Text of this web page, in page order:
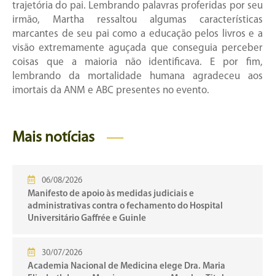
trajetória do pai. Lembrando palavras proferidas por seu
irmão, Martha ressaltou algumas características
marcantes de seu pai como a educação pelos livros e a
visão extremamente aguçada que conseguia perceber
coisas que a maioria não identificava. E por fim,
lembrando da mortalidade humana agradeceu aos
imortais da ANM e ABC presentes no evento.
Mais notícias
06/08/2026
Manifesto de apoio às medidas judiciais e
administrativas contra o fechamento do Hospital
Universitário Gaffrée e Guinle
30/07/2026
Academia Nacional de Medicina elege Dra. Maria